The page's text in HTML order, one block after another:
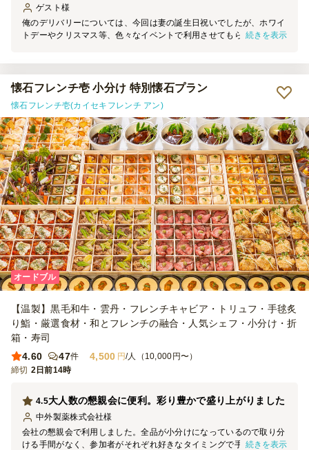
ゲスト 様
俺のデリバリーについては、今回は妻の誕生日祝いでしたが、ホワイ
トデーやクリスマス等、色々なイベントで利用させてもらっていま
を盛り上げてくれます。お値段もリーズナブルですし、これからも折
に触れて利用していきたいと思いますので、よろしくお願い致します
続きを表示
懐石フレンチ壱 小分け 特別懐石プラン
懐石フレンチ壱(カイセキフレンチ アン)
オードブル
【温製】黒毛和牛・雲丹・フレンチキャビア・トリュフ・手毬炙
り鮨・厳選食材・和とフレンチの融合・人気シェフ・小分け・折
箱・寿司
4.60
47件 4,500 円/人（10,000円〜）
締切 2日前14時
大人数の懇親会に便利。彩り豊かで盛り上がりました
4.5
中外製薬株式会社様
会社の懇親会で利用しました。全品が小分けになっているので取り分
ける手間がなく、参加者がそれぞれ好きなタイミングで手に取れるの
続きを表示